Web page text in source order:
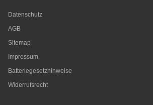
Datenschutz
AGB
Sitemap
Impressum
Batteriegesetzhinweise
Widerrufsrecht